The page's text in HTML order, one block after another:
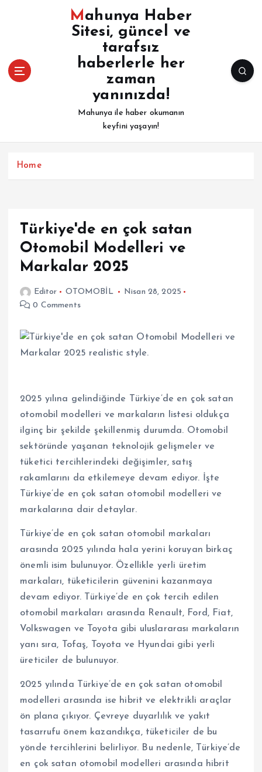
a
Mahunya Haber
Sitesi, güncel ve
tarafsız
haberlerle her
zaman
yanınızda!
Mahunya ile haber okumanın
keyfini yaşayın!
Home
Türkiye'de en çok satan
Otomobil Modelleri ve
Markalar 2025
Editor OTOMOBİL
Nisan 28, 2025
0 Comments
2025 yılına gelindiğinde Türkiye’de en çok satan
otomobil modelleri ve markaların listesi oldukça
ilginç bir şekilde şekillenmiş durumda. Otomobil
sektöründe yaşanan teknolojik gelişmeler ve
tüketici tercihlerindeki değişimler, satış
rakamlarını da etkilemeye devam ediyor. İşte
Türkiye’de en çok satan otomobil modelleri ve
markalarına dair detaylar.
Türkiye’de en çok satan otomobil markaları
arasında 2025 yılında hala yerini koruyan birkaç
önemli isim bulunuyor. Özellikle yerli üretim
markaları, tüketicilerin güvenini kazanmaya
devam ediyor. Türkiye’de en çok tercih edilen
otomobil markaları arasında Renault, Ford, Fiat,
Volkswagen ve Toyota gibi uluslararası markaların
yanı sıra, Tofaş, Toyota ve Hyundai gibi yerli
üreticiler de bulunuyor.
2025 yılında Türkiye’de en çok satan otomobil
modelleri arasında ise hibrit ve elektrikli araçlar
ön plana çıkıyor. Çevreye duyarlılık ve yakıt
tasarrufu önem kazandıkça, tüketiciler de bu
yönde tercihlerini belirliyor. Bu nedenle, Türkiye’de
en çok satan otomobil modelleri arasında hibrit